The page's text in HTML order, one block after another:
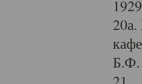
Б.Ф.